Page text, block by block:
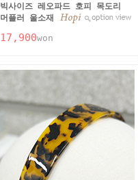
빅사이즈 레오파드 호피 목도리
머플러 울소재
17,900won